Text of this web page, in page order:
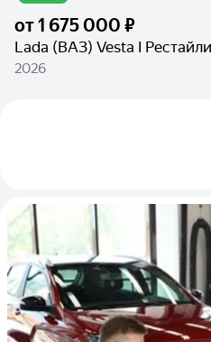
от1 675 000 ₽
Lada (ВАЗ) Vesta I
2026